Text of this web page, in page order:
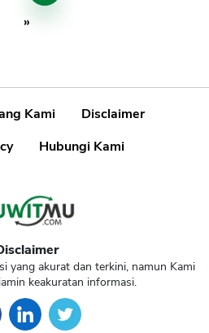
»
Kami
Disclaimer
Hubungi Kami
yang akurat dan terkini, namun Kami
keakuratan informasi.